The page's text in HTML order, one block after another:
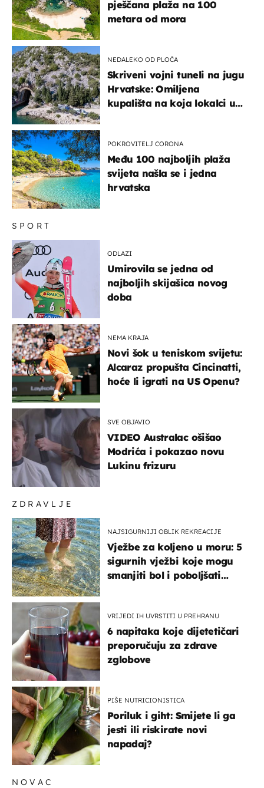
ZDRAVLJE
NAJSIGURNIJI OBLIK REKREACIJE
Vježbe za koljeno u moru: 5
sigurnih vježbi koje mogu
smanjiti bol i poboljšati
VRIJEDI IH UVRSTITI U PREHRANU
6 napitaka koje dijetetičari
preporučuju za zdrave
zglobove
PIŠE NUTRICIONISTICA
Poriluk i giht: Smijete li ga
jesti ili riskirate novi
napadaj?
SPORT
ODLAZI
Umirovila se jedna od
najboljih skijašica novog
doba
NEMA KRAJA
Novi šok u teniskom svijetu:
Alcaraz propušta Cincinatti,
hoće li igrati na US Openu?
SVE OBJAVIO
VIDEO Australac ošišao
Modrića i pokazao novu
Lukinu frizuru
pješčana plaža na 100
metara od mora
NEDALEKO OD PLOČA
Skriveni vojni tuneli na jugu
Hrvatske: Omiljena
kupališta na koja lokalci u
POKROVITELJ CORONA
Među 100 najboljih plaža
svijeta našla se i jedna
hrvatska
NOVAC